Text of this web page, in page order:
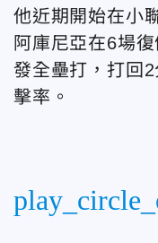
他近期開始在小
阿庫尼亞在6場
發全壘打，打回
擊率。